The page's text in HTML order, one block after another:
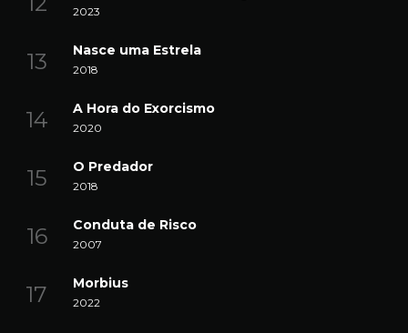
2023
Nasce uma Estrela
2018
A Hora do Exorcismo
2020
O Predador
2018
Conduta de Risco
2007
Morbius
2022